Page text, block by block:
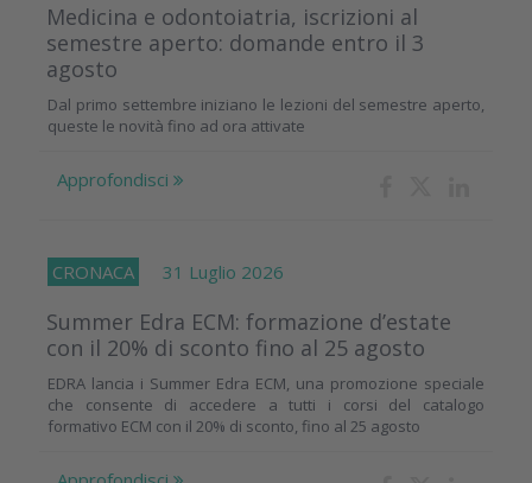
Medicina e odontoiatria, iscrizioni al
semestre aperto: domande entro il 3
agosto
Dal primo settembre iniziano le lezioni del semestre aperto,
queste le novità fino ad ora attivate
Approfondisci
CRONACA 31 Luglio 2026
Summer Edra ECM: formazione d’estate
con il 20% di sconto fino al 25 agosto
EDRA lancia i Summer Edra ECM, una promozione speciale
che consente di accedere a tutti i corsi del catalogo
formativo ECM con il 20% di sconto, fino al 25 agosto